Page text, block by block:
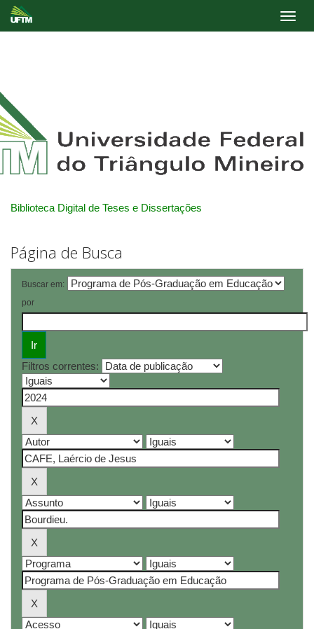
Biblioteca Digital de Teses e Dissertações
Página de Busca
Buscar em:
por
Filtros correntes: